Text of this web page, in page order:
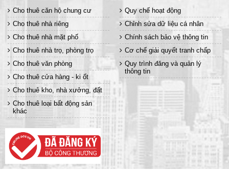
Cho thuê căn hộ chung cư
Cho thuê nhà riêng
Cho thuê nhà mặt phố
Cho thuê nhà trọ, phòng trọ
Cho thuê văn phòng
Cho thuê cửa hàng - ki ốt
Cho thuê kho, nhà xưởng, đất
Cho thuê loại bất động sản
khác
Quy chế hoạt động
Chỉnh sửa dữ liệu cá nhân
Chính sách bảo vệ thông tin
Cơ chế giải quyết tranh chấp
Quy trình đăng và quản lý
thông tin